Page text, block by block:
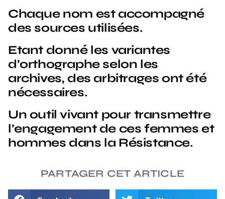
Chaque nom est accompagné
des sources utilisées.
Etant donné les variantes
d’orthographe selon les
archives, des arbitrages ont été
nécessaires.
Un outil vivant pour transmettre
l’engagement de ces femmes et
hommes dans la Résistance.
PARTAGER CET ARTICLE